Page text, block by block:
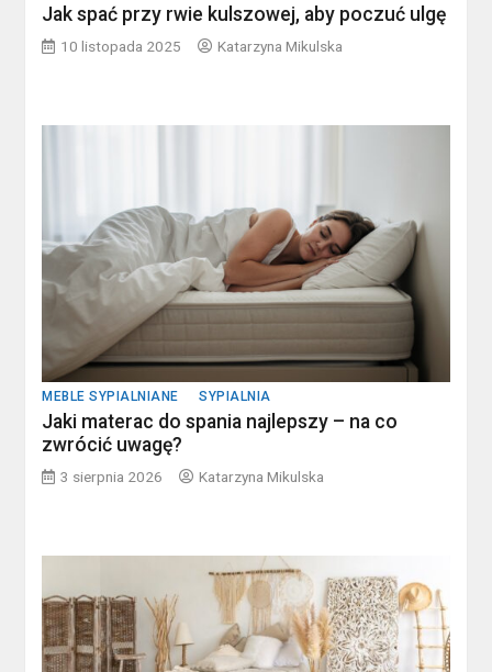
Jak spać przy rwie kulszowej, aby poczuć ulgę
10 listopada 2025 Katarzyna Mikulska
MEBLE SYPIALNIANE SYPIALNIA
Jaki materac do spania najlepszy – na co
zwrócić uwagę?
3 sierpnia 2026 Katarzyna Mikulska